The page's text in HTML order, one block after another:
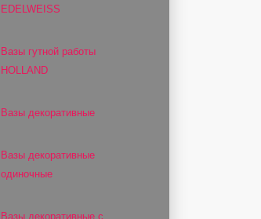
EDELWEISS
Вазы гутной работы
HOLLAND
Вазы декоративные
Вазы декоративные
одиночные
Вазы декоративные с